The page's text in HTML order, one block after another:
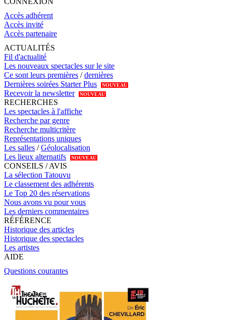
Accès adhérent
Accès invité
Accès partenaire
ACTUALITÉS
Fil d'actualité
Les nouveaux spectacles sur le site
Ce sont leurs premières /dernières
Dernières soirées Starter Plus
NOUVEAU
Recevoir la newsletter NOUVEAU
RECHERCHES
Les spectacles à l'affiche
Recherche par genre
Recherche multicritère
Représentations uniques
Les salles /Géolocalisation
Les lieux alternatifs
NOUVEAU
CONSEILS / AVIS
La sélection Tatouvu
Le classement des adhérents
Le Top 20 des réservations
Nous avons vu pour vous
Les derniers commentaires
RÉFÉRENCE
Historique des articles
Historique des spectacles
Les artistes
AIDE
Questions courantes